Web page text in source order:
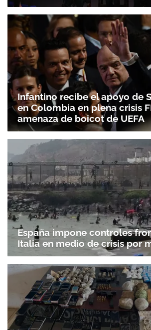
Infantino recibe el apoyo de
en Colombia en plena crisis
amenaza de boicot de UEFA
España impone controles
Italia en medio de crisis por